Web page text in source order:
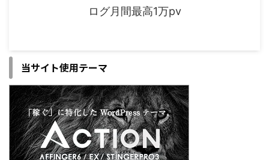
ログ月間最高1万pv
当サイト使用テーマ